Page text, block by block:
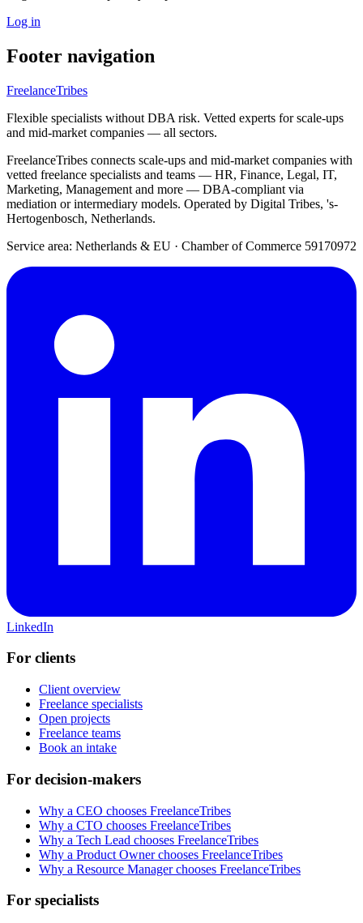
Log in
Footer navigation
FreelanceTribes
Flexible specialists without DBA risk. Vetted experts for scale-ups
and mid-market companies — all sectors.
FreelanceTribes connects scale-ups and mid-market companies with
vetted freelance specialists and teams — HR, Finance, Legal, IT,
Marketing, Management and more — DBA-compliant via
mediation or intermediary models. Operated by Digital Tribes, 's-
Hertogenbosch, Netherlands.
Service area: Netherlands & EU · Chamber of Commerce 59170972
LinkedIn
For clients
Client overview
Freelance specialists
Open projects
Freelance teams
Book an intake
For decision-makers
Why a CEO chooses FreelanceTribes
Why a CTO chooses FreelanceTribes
Why a Tech Lead chooses FreelanceTribes
Why a Product Owner chooses FreelanceTribes
Why a Resource Manager chooses FreelanceTribes
For specialists